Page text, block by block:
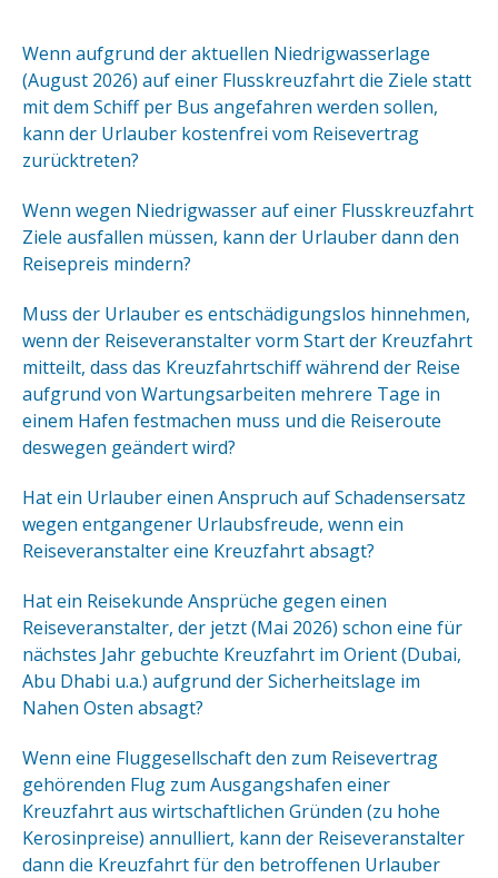
Wenn aufgrund der aktuellen Niedrigwasserlage
(August 2026) auf einer Flusskreuzfahrt die Ziele statt
mit dem Schiff per Bus angefahren werden sollen,
kann der Urlauber kostenfrei vom Reisevertrag
zurücktreten?
Wenn wegen Niedrigwasser auf einer Flusskreuzfahrt
Ziele ausfallen müssen, kann der Urlauber dann den
Reisepreis mindern?
Muss der Urlauber es entschädigungslos hinnehmen,
wenn der Reiseveranstalter vorm Start der Kreuzfahrt
mitteilt, dass das Kreuzfahrtschiff während der Reise
aufgrund von Wartungsarbeiten mehrere Tage in
einem Hafen festmachen muss und die Reiseroute
deswegen geändert wird?
Hat ein Urlauber einen Anspruch auf Schadensersatz
wegen entgangener Urlaubsfreude, wenn ein
Reiseveranstalter eine Kreuzfahrt absagt?
Hat ein Reisekunde Ansprüche gegen einen
Reiseveranstalter, der jetzt (Mai 2026) schon eine für
nächstes Jahr gebuchte Kreuzfahrt im Orient (Dubai,
Abu Dhabi u.a.) aufgrund der Sicherheitslage im
Nahen Osten absagt?
Wenn eine Fluggesellschaft den zum Reisevertrag
gehörenden Flug zum Ausgangshafen einer
Kreuzfahrt aus wirtschaftlichen Gründen (zu hohe
Kerosinpreise) annulliert, kann der Reiseveranstalter
dann die Kreuzfahrt für den betroffenen Urlauber